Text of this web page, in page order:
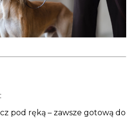
pod ręką – zawsze gotową do